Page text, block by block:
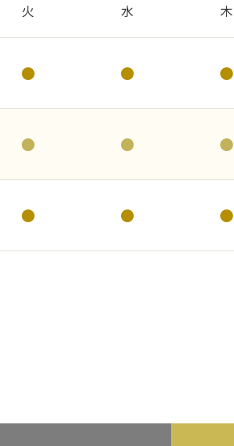
火 水 木
● ● ●
● ● ●
● ● ●